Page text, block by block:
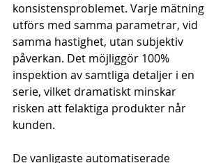
konsistensproblemet. Varje mätning
utförs med samma parametrar, vid
samma hastighet, utan subjektiv
påverkan. Det möjliggör 100%
inspektion av samtliga detaljer i en
serie, vilket dramatiskt minskar
risken att felaktiga produkter når
kunden.
De vanligaste automatiserade